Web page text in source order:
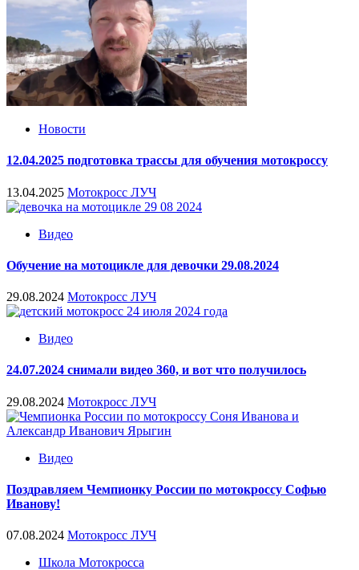
Новости
12.04.2025 подготовка трассы для обучения мотокроссу
13.04.2025 Мотокросс ЛУЧ
Видео
Обучение на мотоцикле для девочки 29.08.2024
29.08.2024 Мотокросс ЛУЧ
Видео
24.07.2024 снимали видео 360, и вот что получилось
29.08.2024 Мотокросс ЛУЧ
Видео
Поздравляем Чемпионку России по мотокроссу Софью
Иванову!
07.08.2024 Мотокросс ЛУЧ
Школа Мотокросса